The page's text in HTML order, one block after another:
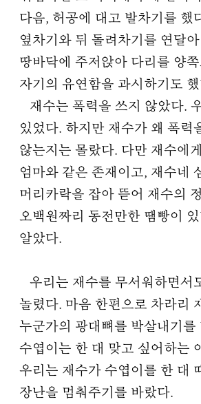
다음, 허공에 대고 발차기를 했
옆차기와 뒤 돌려차기를 연달
땅바닥에 주저앉아 다리를 양
자기의 유연함을 과시하기도
재수는 폭력을 쓰지 않았다.
있었다. 하지만 재수가 왜 폭력
않는지는 몰랐다. 다만 재수에
엄마와 같은 존재이고, 재수네
머리카락을 잡아 뜯어 재수의
오백원짜리 동전만한 땜빵이
알았다.
우리는 재수를 무서워하면서
놀렸다. 마음 한편으로 차라리
누군가의 광대뼈를 박살내기를
수엽이는 한 대 맞고 싶어하는
우리는 재수가 수엽이를 한 대
장난을 멈춰주기를 바랐다.